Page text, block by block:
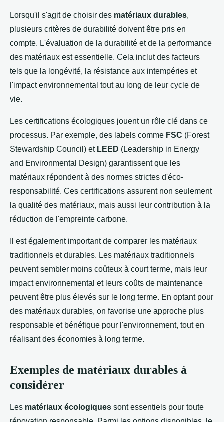
Lorsqu'il s'agit de choisir des matériaux durables,
plusieurs critères de durabilité doivent être pris en
compte. L'évaluation de la durabilité et de la performance
des matériaux est essentielle. Cela inclut des facteurs
tels que la longévité, la résistance aux intempéries et
l'impact environnemental tout au long de leur cycle de
vie.
Les certifications écologiques jouent un rôle clé dans ce
processus. Par exemple, des labels comme FSC (Forest
Stewardship Council) et LEED (Leadership in Energy
and Environmental Design) garantissent que les
matériaux répondent à des normes strictes d'éco-
responsabilité. Ces certifications assurent non seulement
la qualité des matériaux, mais aussi leur contribution à la
réduction de l'empreinte carbone.
Il est également important de comparer les matériaux
traditionnels et durables. Les matériaux traditionnels
peuvent sembler moins coûteux à court terme, mais leur
impact environnemental et leurs coûts de maintenance
peuvent être plus élevés sur le long terme. En optant pour
des matériaux durables, on favorise une approche plus
responsable et bénéfique pour l'environnement, tout en
réalisant des économies à long terme.
Exemples de matériaux durables à
considérer
Les matériaux écologiques sont essentiels pour toute